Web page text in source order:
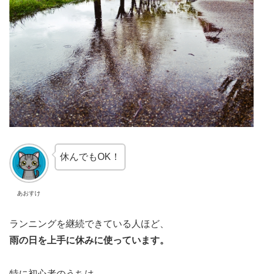
あおすけ
休んでもOK！
ランニングを継続できている人ほど、
雨の日を上手に休みに使っています。